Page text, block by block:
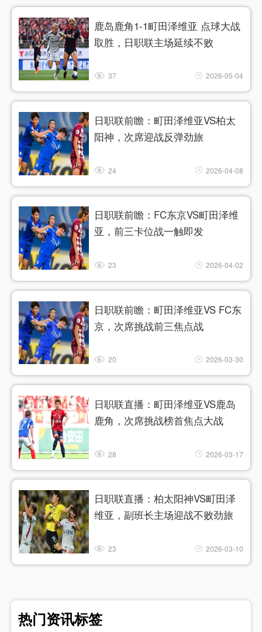
鹿岛鹿角1-1町田泽维亚 点球大战
取胜，日职联主场延续不败
37 2026-05-04
日职联前瞻：町田泽维亚VS柏太
阳神，次席迎战反弹劲旅
24 2026-04-08
日职联前瞻：FC东京VS町田泽维
亚，前三卡位战一触即发
23 2026-04-02
日职联前瞻：町田泽维亚VS FC东
京，次席挑战前三焦点战
20 2026-03-30
日职联直播：町田泽维亚VS鹿岛
鹿角，次席挑战榜首焦点大战
28 2026-03-17
日职联直播：柏太阳神VS町田泽
维亚，副班长主场迎战不败劲旅
23 2026-03-10
热门资讯标签